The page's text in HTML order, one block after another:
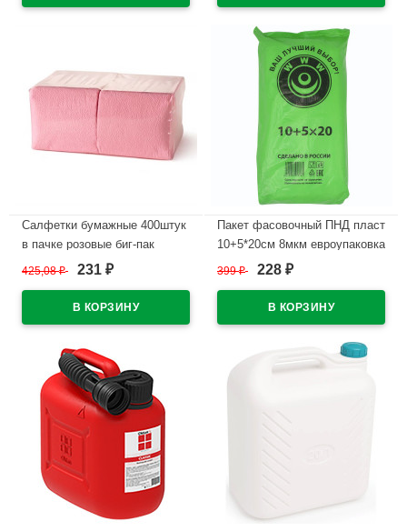
Салфетки бумажные 400штук
в пачке розовые биг-пак
В наличии
425,08₽ 231 ₽
Пакет фасовочный ПНД пласт
10+5*20см 8мкм евроупаковка
В наличии
399₽ 228 ₽